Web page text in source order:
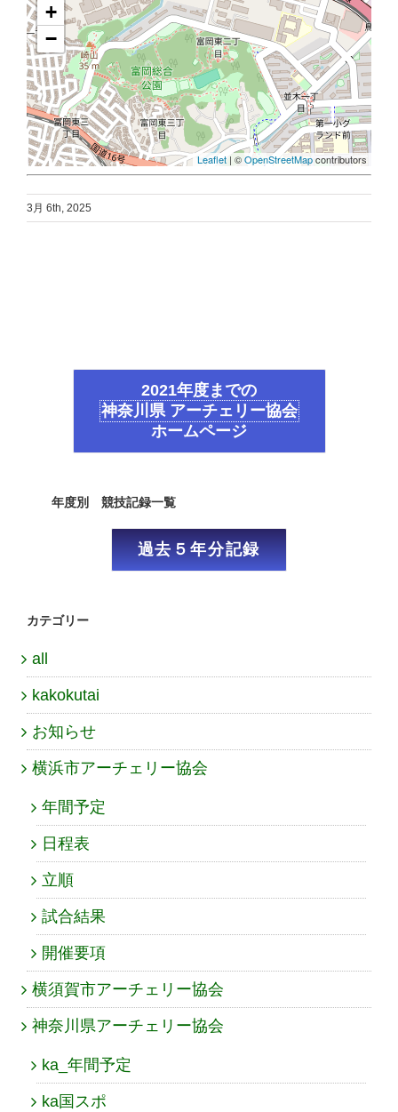
+
−
Leaflet | ©OpenStreetMapcontributors
3月 6th, 2025
2021年度までの
神奈川県 アーチェリー協会
ホームページ
年度別 競技記録一覧
過去５年分記録
カテゴリー
all
kakokutai
お知らせ
横浜市アーチェリー協会
年間予定
日程表
立順
試合結果
開催要項
横須賀市アーチェリー協会
神奈川県アーチェリー協会
ka_年間予定
ka国スポ